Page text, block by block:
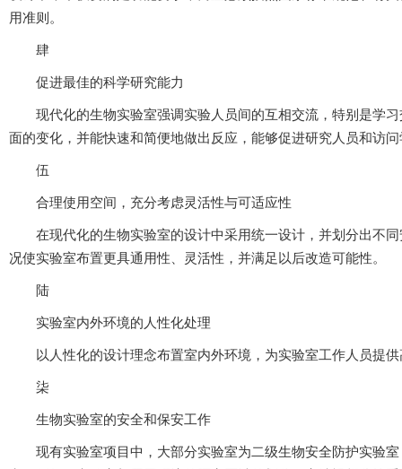
用准则。
肆
促进最佳的科学研究能力
现代化的生物实验室强调实验人员间的互相交流，特别是学习交
面的变化，并能快速和简便地做出反应，能够促进研究人员和
伍
合理使用空间，充分考虑灵活性与可适应性
在现代化的生物实验室的设计中采用统一设计，并划分出不同
况使实验室布置更具通用性、灵活性，并满足以后改造可能性。
陆
实验室内外环境的人性化处理
以人性化的设计理念布置室内外环境，为实验室工作人员提供
柒
生物实验室的安全和保安工作
现有实验室项目中，大部分实验室为二级生物安全防护实验室